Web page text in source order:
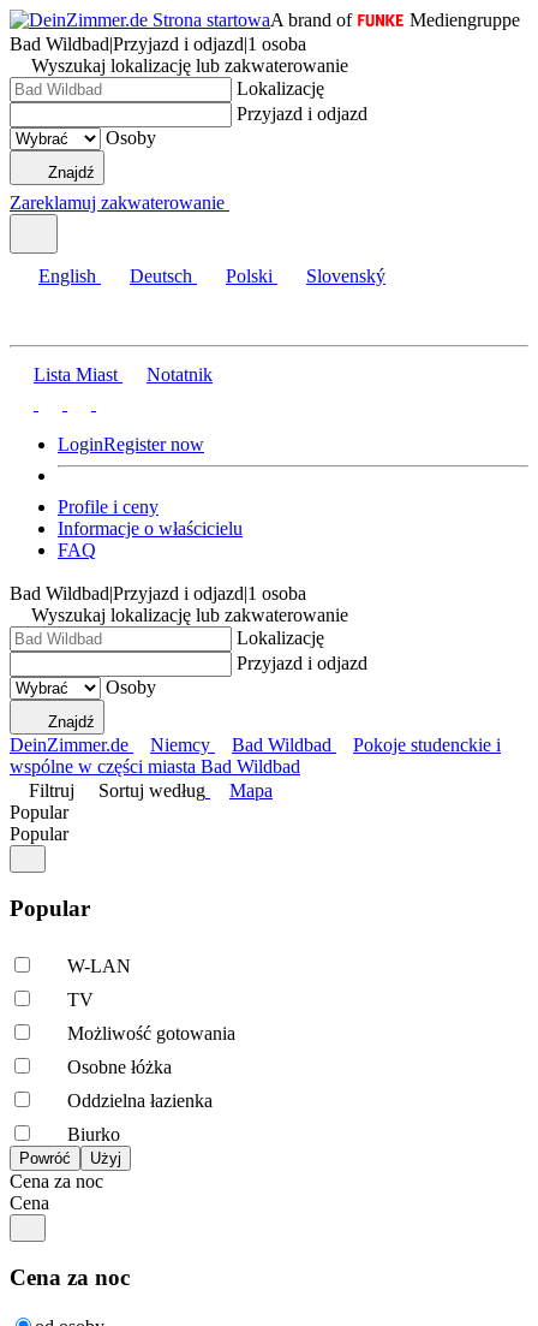
A brand of
Mediengruppe
Bad Wildbad|Przyjazd i odjazd|1 osoba
Wyszukaj lokalizację lub zakwaterowanie
Lokalizację
Przyjazd i odjazd
Osoby
Znajdź
Zareklamuj zakwaterowanie
English Deutsch Polski Slovenský
Lista Miast Notatnik
LoginRegister now
Profile i ceny
Informacje o właścicielu
FAQ
Bad Wildbad|Przyjazd i odjazd|1 osoba
Wyszukaj lokalizację lub zakwaterowanie
Lokalizację
Przyjazd i odjazd
Osoby
Znajdź
DeinZimmer.de Niemcy Bad Wildbad
Pokoje studenckie i
wspólne w części miasta Bad Wildbad
Filtruj
Sortuj według
Mapa
Popular
Popular
Popular
W-LAN
TV
Możliwość gotowania
Osobne łóżka
Oddzielna łazienka
Biurko
Cena za noc
Cena
Cena za noc